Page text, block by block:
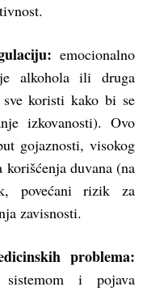
emocionalno
alkohola ili druga
sve koristi kako bi se
izkovanosti). Ovo
gojaznosti, visokog
duvana (na
povećani rizik za
zavisnosti.
problema:
sistemom i pojava